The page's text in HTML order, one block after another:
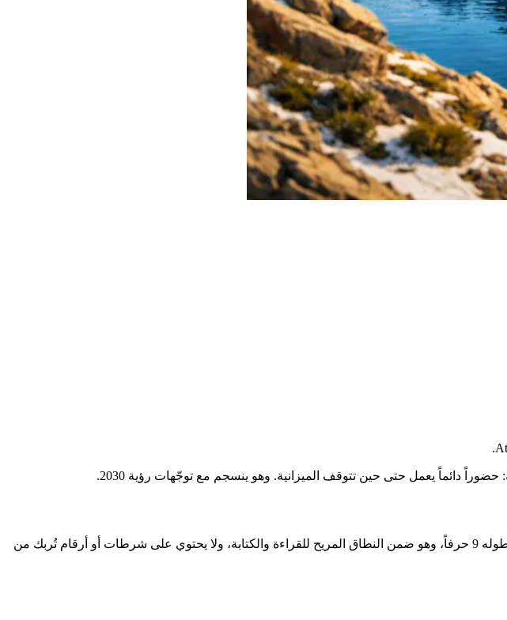
في قطاع الترفيه، ينتشر الترفيه شفهياً، لذا يجب أن ينجو الاسم عند تكراره في مكان صاخب. AtTrojena.com طوله 9 حرفاً، وهو ضمن النطاق المريح للقراءة والكتابة، ولا يحتوي على شرطات أو أرقام تُربك من